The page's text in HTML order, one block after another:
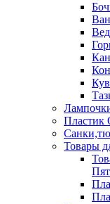
Товары